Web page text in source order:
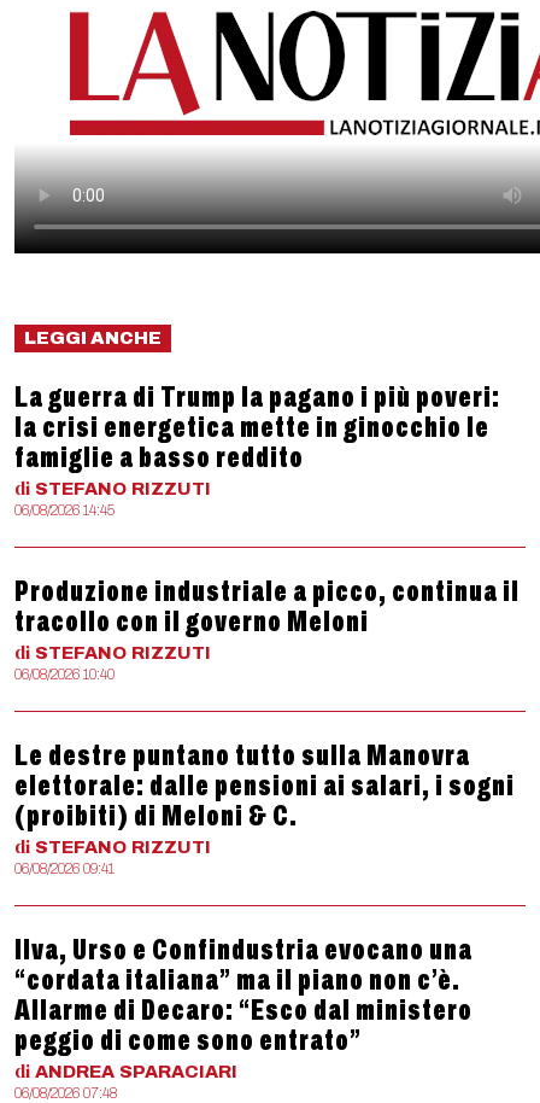
LEGGI ANCHE
La guerra di Trump la pagano i più poveri:
la crisi energetica mette in ginocchio le
famiglie a basso reddito
di STEFANO RIZZUTI
06/08/2026 14:45
Produzione industriale a picco, continua il
tracollo con il governo Meloni
di STEFANO RIZZUTI
06/08/2026 10:40
Le destre puntano tutto sulla Manovra
elettorale: dalle pensioni ai salari, i sogni
(proibiti) di Meloni & C.
di STEFANO RIZZUTI
06/08/2026 09:41
Ilva, Urso e Confindustria evocano una
“cordata italiana” ma il piano non c’è.
Allarme di Decaro: “Esco dal ministero
peggio di come sono entrato”
di ANDREA SPARACIARI
06/08/2026 07:48